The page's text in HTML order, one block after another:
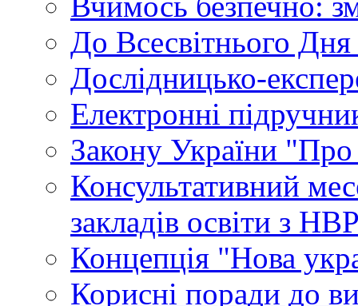
До Всесвітнього Дня
Дослідницько-
Електронні
Закону України "Про
Консультативний
закладів освіти з
Концепція "Нова
Корисні поради до